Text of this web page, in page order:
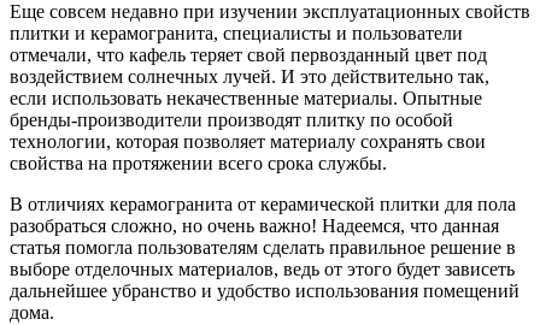
Еще совсем недавно при изучении эксплуатационных свойств
плитки и керамогранита, специалисты и пользователи
отмечали, что кафель теряет свой первозданный цвет под
воздействием солнечных лучей. И это действительно так,
если использовать некачественные материалы. Опытные
бренды-производители производят плитку по особой
технологии, которая позволяет материалу сохранять свои
свойства на протяжении всего срока службы.
В отличиях керамогранита от керамической плитки для пола
разобраться сложно, но очень важно! Надеемся, что данная
статья помогла пользователям сделать правильное решение в
выборе отделочных материалов, ведь от этого будет зависеть
дальнейшее убранство и удобство использования помещений
дома.